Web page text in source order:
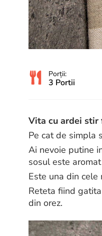
Porții:
3 Portii
Vita cu ardei stir
Pe cat de simpla
Ai nevoie putine
sosul este
Este una din
Reteta fiind
din orez.